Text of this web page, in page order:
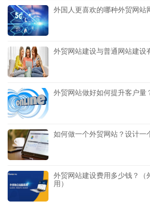
外国人更喜欢的哪种外贸网站
外贸网站建设与普通网站建设
外贸网站做好如何提升客户量
如何做一个外贸网站？设计一
外贸网站建设费用多少钱？（
用）